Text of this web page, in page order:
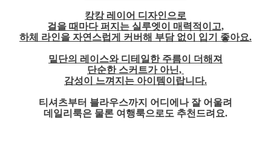
캉캉 레이어 디자인으로
걸을 때마다 퍼지는 실루엣이 매력적이고,
하체 라인을 자연스럽게 커버해 부담 없이 입기 좋아요.
밑단의 레이스와 디테일한 주름이 더해져
단순한 스커트가 아닌,
감성이 느껴지는 아이템이랍니다.
티셔츠부터 블라우스까지 어디에나 잘 어울려
데일리룩은 물론 여행룩으로도 추천드려요.